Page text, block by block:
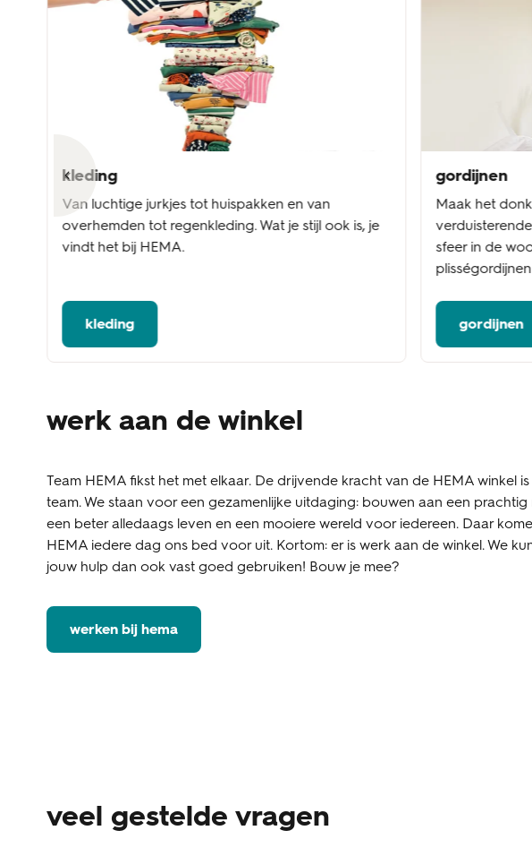
kleding
Van luchtige jurkjes tot huispakken en van
overhemden tot regenkleding. Wat je stijl ook is, je
vindt het bij HEMA.
kleding
gordijnen
Maak het
sfeer in de
gordijnen
werk aan de winkel
Team HEMA fikst het met elkaar. De drijvende kracht van de HEMA winkel
team. We staan voor een gezamenlijke uitdaging: bouwen aan een prachtig
een beter alledaags leven en een mooiere wereld voor iedereen. Daar
HEMA iedere dag ons bed voor uit. Kortom: er is werk aan de winkel. We
jouw hulp dan ook vast goed gebruiken! Bouw je mee?
werken bij hema
veel gestelde vragen